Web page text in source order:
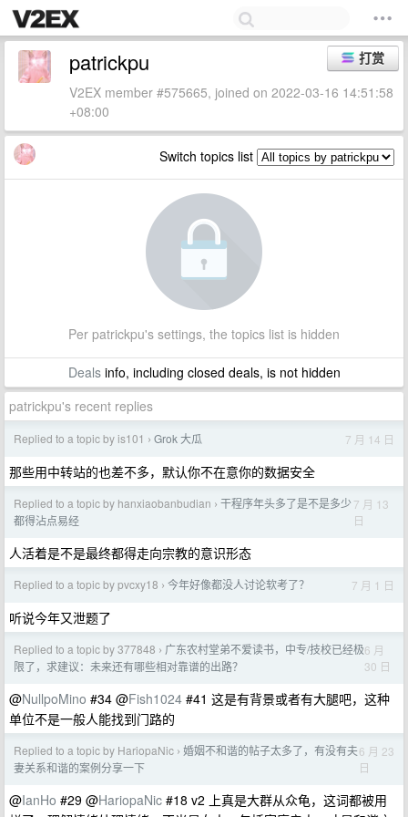
打赏
patrickpu
V2EX member #575665, joined on 2022-03-16 14:51:58
+08:00
Switch topics list
Per patrickpu's settings, the topics list is hidden
Dealsinfo, including closed deals, is not hidden
patrickpu's recent replies
Replied to a topic by is101 › Grok 大瓜 7 月 14 日
那些用中转站的也差不多，默认你不在意你的数据安全
Replied to a topic by hanxiaobanbudian › 干程序年头多了是不是多少
都得沾点易经
7 月 13
日
人活着是不是最终都得走向宗教的意识形态
Replied to a topic by pvcxy18 › 今年好像都没人讨论软考了？ 7 月 1 日
听说今年又泄题了
Replied to a topic by 377848 › 广东农村堂弟不爱读书，中专/技校已经极
限了，求建议：未来还有哪些相对靠谱的出路？
6 月
30 日
@NullpoMino #34 @Fish1024 #41 这是有背景或者有大腿吧，这种
单位不是一般人能找到门路的
Replied to a topic by HariopaNic › 婚姻不和谐的帖子太多了，有没有夫
妻关系和谐的案例分享一下
6 月 23
日
@IanHo #29 @HariopaNic #18 v2 上真是大群从众龟，这词都被用